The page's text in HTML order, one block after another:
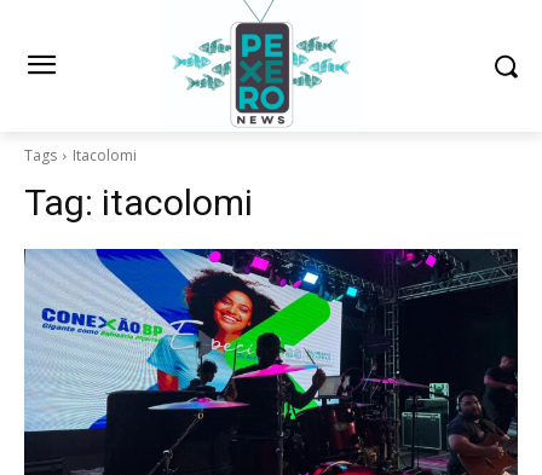
Tags Itacolomi
Tag: itacolomi